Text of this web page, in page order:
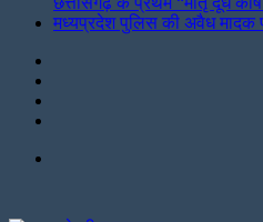
मध्यप्रदेश पुलिस की अवैध मादक